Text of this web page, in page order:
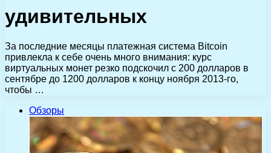
удивительных
За последние месяцы платежная система Bitcoin
привлекла к себе очень много внимания: курс
виртуальных монет резко подскочил с 200 долларов в
сентябре до 1200 долларов к концу ноября 2013-го,
чтобы …
Обзоры